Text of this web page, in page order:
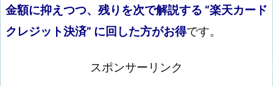
金額に抑えつつ、残りを次で解説する “楽天カード
クレジット決済” に回した方がお得です。
スポンサーリンク